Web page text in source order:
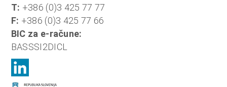
T: +386 (0)3 425 77 77
F: +386 (0)3 425 77 66
BIC za e-račune:
BASSSI2DICL